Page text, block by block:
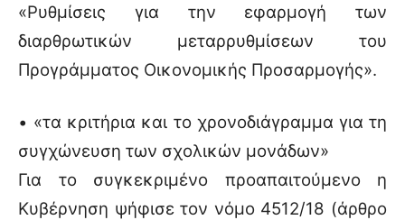
«Ρυθμίσεις για την εφαρμογή των
διαρθρωτικών μεταρρυθμίσεων του
Προγράμματος Οικονομικής Προσαρμογής».
• «τα κριτήρια και το χρονοδιάγραμμα για τη
συγχώνευση των σχολικών μονάδων»
Για το συγκεκριμένο προαπαιτούμενο η
Κυβέρνηση ψήφισε τον νόμο 4512/18 (άρθρο